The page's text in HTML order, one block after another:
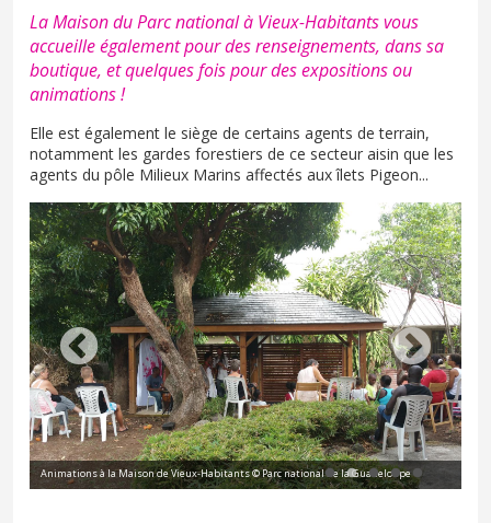
La Maison du Parc national à Vieux-Habitants vous
accueille également pour des renseignements, dans sa
boutique, et quelques fois pour des expositions ou
animations !
Elle est également le siège de certains agents de terrain,
notamment les gardes forestiers de ce secteur aisin que les
agents du pôle Milieux Marins affectés aux îlets Pigeon...
Animations à la Maison de Vieux-Habitants © Parc national de la Guadeloupe